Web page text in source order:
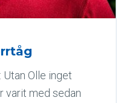
Utan Olle inget
varit med sedan